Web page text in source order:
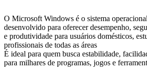
O Microsoft Windows é o sistema
desenvolvido para oferecer desempenho,
e produtividade para usuários domésticos,
profissionais de todas as áreas
É ideal para quem busca estabilidade,
para milhares de programas, jogos e